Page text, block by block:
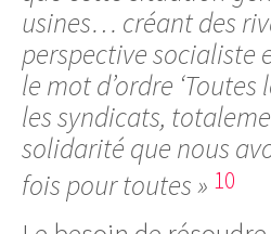
usines… créant des
perspective socialiste
le mot d’ordre
les syndicats,
solidarité que nous
fois pour toutes » 10